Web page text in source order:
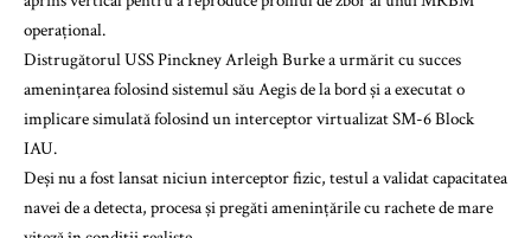
operațional.
Distrugătorul USS Pinckney Arleigh Burke a urmărit cu succes
amenințarea folosind sistemul său Aegis de la bord și a executat o
implicare simulată folosind un interceptor virtualizat SM-6 Block
IAU.
Deși nu a fost lansat niciun interceptor fizic, testul a validat capacitatea
navei de a detecta, procesa și pregăti amenințările cu rachete de mare